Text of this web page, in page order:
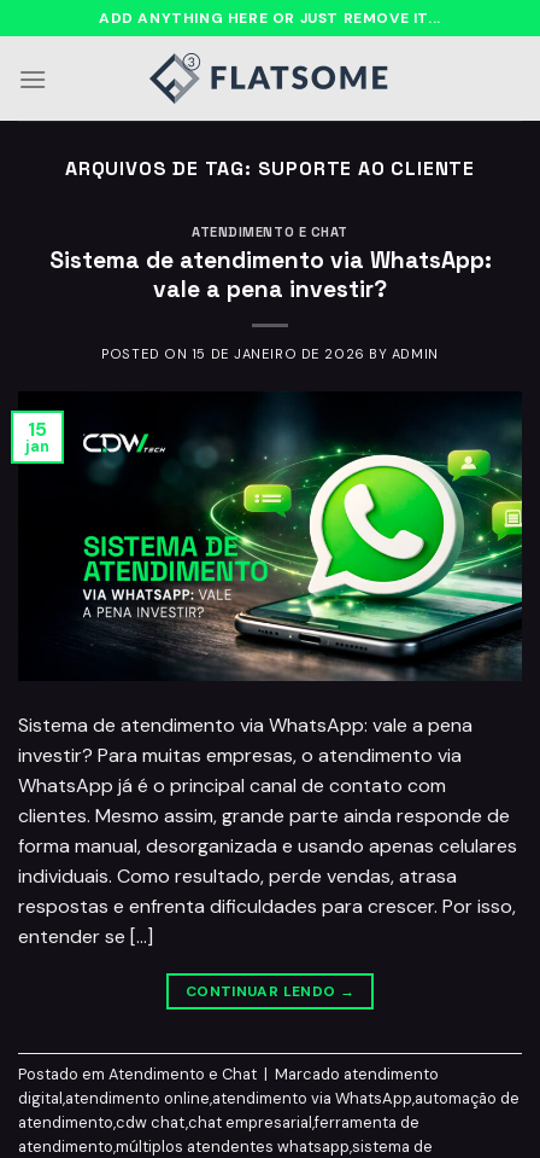
para
ADD ANYTHING HERE OR JUST REMOVE IT...
ARQUIVOS DE TAG: SUPORTE AO CLIENTE
ATENDIMENTO E CHAT
Sistema de atendimento via WhatsApp:
vale a pena investir?
POSTED ON 15 DE JANEIRO DE 2026 BY ADMIN
15
jan
Sistema de atendimento via WhatsApp: vale a pena
investir? Para muitas empresas, o atendimento via
WhatsApp já é o principal canal de contato com
clientes. Mesmo assim, grande parte ainda responde de
forma manual, desorganizada e usando apenas celulares
individuais. Como resultado, perde vendas, atrasa
respostas e enfrenta dificuldades para crescer. Por isso,
entender se […]
CONTINUAR LENDO →
Postado em Atendimento e Chat | Marcado atendimento
digital,atendimento online,atendimento via WhatsApp,automação de
atendimento,cdw chat,chat empresarial,ferramenta de
atendimento,múltiplos atendentes whatsapp,sistema de